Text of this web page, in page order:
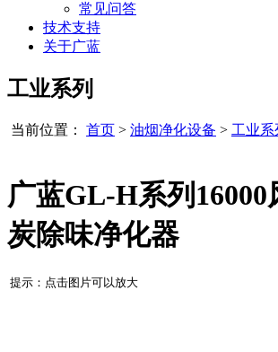
常见问答
技术支持
关于广蓝
工业系列
当前位置： 首页 > 油烟净化设备 > 工业系
广蓝GL-H系列16000
炭除味净化器
提示：点击图片可以放大